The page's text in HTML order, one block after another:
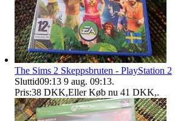
The Sims 2 Skeppsbruten - PlayStation 2
Sluttid09:13 9 aug. 09:13.
Pris:38 DKK,Eller Køb nu 41 DKK,.